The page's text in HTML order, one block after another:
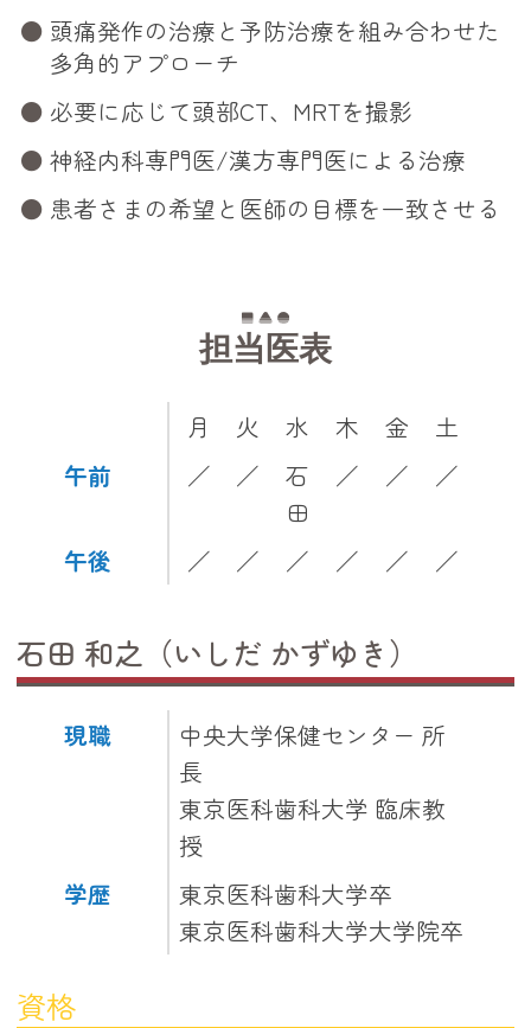
頭痛発作の治療と予防治療を組み合わせた
多角的アプローチ
必要に応じて頭部CT、MRTを撮影
神経内科専門医/漢方専門医による治療
患者さまの希望と医師の目標を一致させる
担当医表
月 火 水 木 金
土
午前
／ ／
石
田
／ ／ ／
午後 ／ ／ ／ ／ ／ ／
石田 和之（いしだ かずゆき）
現職
中央大学保健センター 所
長
東京医科歯科大学 臨床教
授
学歴
東京医科歯科大学卒
東京医科歯科大学大学院卒
資格